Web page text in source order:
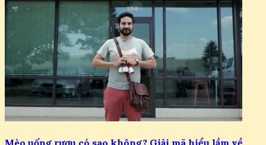
Mèo uống rượu có sao không? Giải mã hiểu lầm về